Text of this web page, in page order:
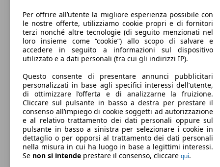
Diesel
Carburante
199 g/km
Emissioni di CO2 (combinato)*
Per offrire all’utente la migliore esperienza possibile con
le nostre offerte, utilizziamo cookie propri e di fornitori
terzi nonché altre tecnologie (di seguito menzionati nel
loro insieme come “cookie”) allo scopo di salvare e
accedere in seguito a informazioni sul dispositivo
utilizzato e a dati personali (tra cui gli indirizzi IP).
Questo consente di presentare annunci pubblicitari
personalizzati in base agli specifici interessi dell’utente,
di ottimizzare l’offerta e di analizzarne la fruizione.
Cliccare sul pulsante in basso a destra per prestare il
consenso all’impiego di cookie soggetti ad autorizzazione
e al relativo trattamento dei dati personali oppure sul
pulsante in basso a sinistra per selezionare i cookie in
dettaglio o per opporsi al trattamento dei dati personali
nella misura in cui ha luogo in base a legittimi interessi.
Se non si intende prestare il consenso, cliccare qui.